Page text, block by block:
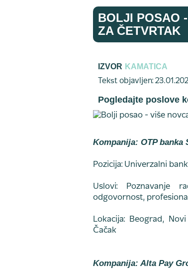
BOLJI POSAO
ZA ČETVRTAK
IZVOR KAMATICA
Tekst objavljen:
Pogledajte poslove
Kompanija: OTP banka
Pozicija: Univerzalni
Uslovi: Poznavanje
odgovornost,
Lokacija: Beograd,
Čačak
Kompanija: Alta Pay